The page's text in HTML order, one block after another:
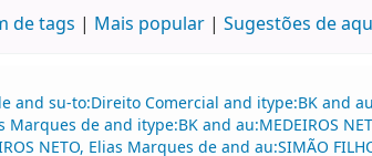
de tags Mais popular Sugestões de
su-to:Direito Comercial and itype:BK and
de and itype:BK and au:MEDEIROS
NETO, Elias Marques de and au:SIMÃO